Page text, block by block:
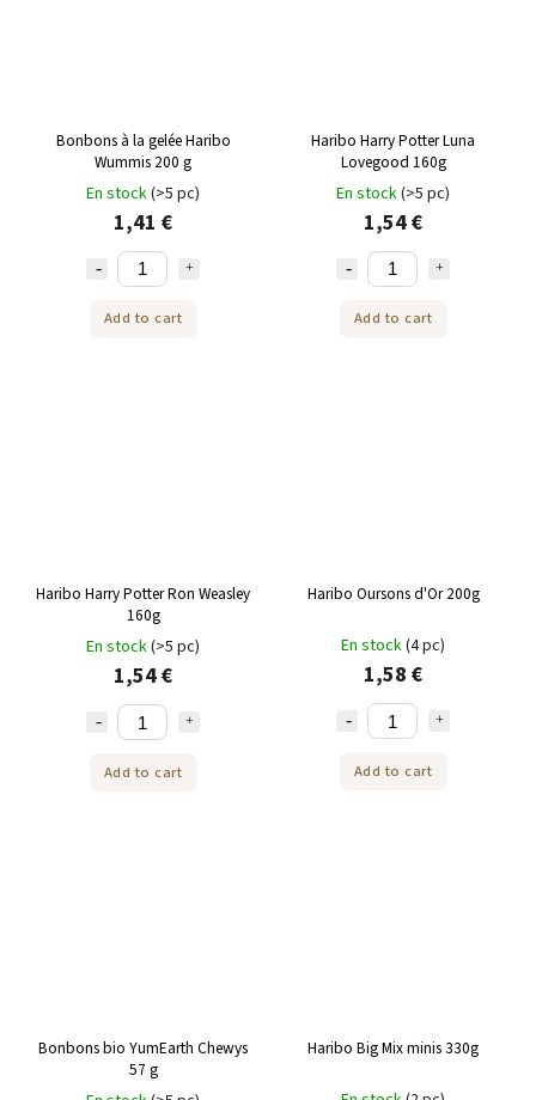
Bonbons à la gelée Haribo
Wummis 200 g
En stock(>5 pc)
1,41 €
Add to cart
Haribo Harry Potter Luna
Lovegood 160g
En stock(>5 pc)
1,54 €
Add to cart
Haribo Harry Potter Ron Weasley
160g
En stock(>5 pc)
1,54 €
Add to cart
Haribo Oursons d'Or 200g
En stock(4 pc)
1,58 €
Add to cart
Bonbons bio YumEarth Chewys
57 g
Haribo Big Mix minis 330g